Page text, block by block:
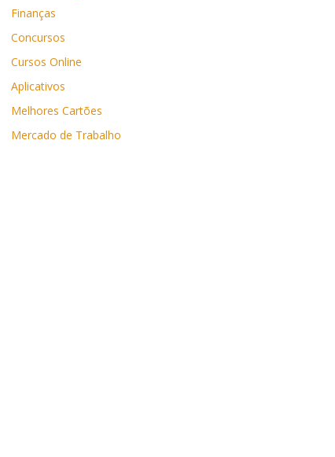
Finanças
Concursos
Cursos Online
Aplicativos
Melhores Cartões
Mercado de Trabalho